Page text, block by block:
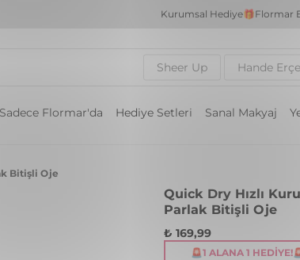
Kurumsal Hediye🎁Flormar
Sheer Up Hande
Sadece Flormar'da Hediye Setleri Sanal Makyaj
Bitişli Oje
Quick Dry Hızlı
Parlak Bitişli Oje
₺ 169,99
🚨1 ALANA 1